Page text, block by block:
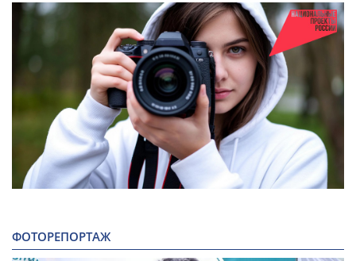
ФОТОРЕПОРТАЖ